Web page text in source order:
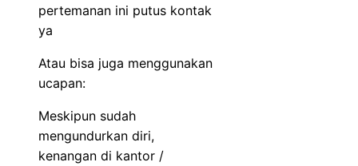
pertemanan ini putus kontak
ya
Atau bisa juga menggunakan
ucapan:
Meskipun sudah
mengundurkan diri,
kenangan di kantor /